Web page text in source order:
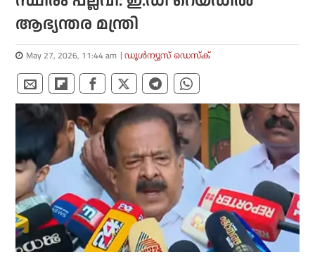
ആഭ്യന്തര മന്ത്രി
May 27, 2026, 11:44 am ഡൂള്‍ന്യൂസ് ഡെസ്‌ക്